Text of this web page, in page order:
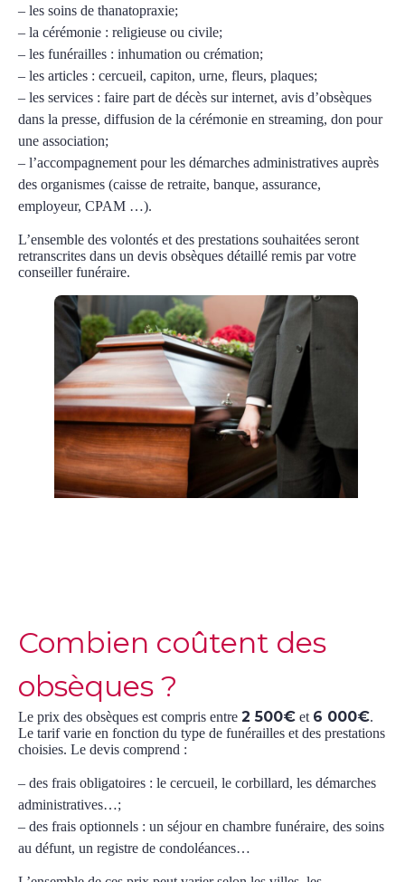
– les soins de thanatopraxie;
– la cérémonie : religieuse ou civile;
– les funérailles : inhumation ou crémation;
– les articles : cercueil, capiton, urne, fleurs, plaques;
– les services : faire part de décès sur internet, avis d’obsèques
dans la presse, diffusion de la cérémonie en streaming, don pour
une association;
– l’accompagnement pour les démarches administratives auprès
des organismes (caisse de retraite, banque, assurance,
employeur, CPAM …).
L’ensemble des volontés et des prestations souhaitées seront
retranscrites dans un devis obsèques détaillé remis par votre
conseiller funéraire.
Combien coûtent des
obsèques ?
Le prix des obsèques est compris entre 2 500€ et 6 000€.
Le tarif varie en fonction du type de funérailles et des prestations
choisies. Le devis comprend :
– des frais obligatoires : le cercueil, le corbillard, les démarches
administratives…;
– des frais optionnels : un séjour en chambre funéraire, des soins
au défunt, un registre de condoléances…